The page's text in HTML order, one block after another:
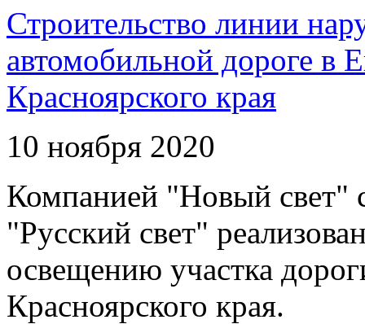
Строительство линии
автомобильной дороге в
Красноярского края
10 ноября 2020
Компанией "Новый свет"
"Русский свет"
освещению участка
Красноярского края.